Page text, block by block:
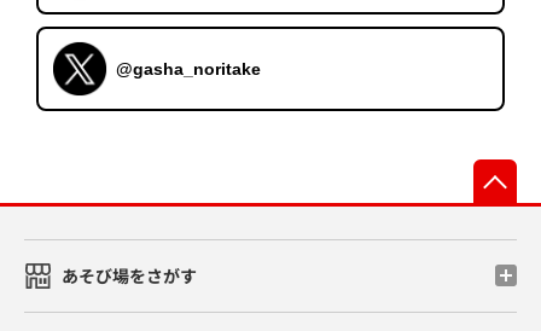
@gasha_noritake
あそび場をさがす